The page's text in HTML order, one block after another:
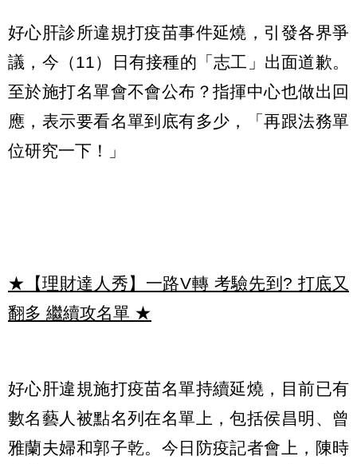
好心肝診所違規打疫苗事件延燒，引發各界爭
議，今（11）日有接種的「志工」出面道歉。
至於施打名單會不會公布？指揮中心也做出回
應，表示要看名單到底有多少，「再跟法務單
位研究一下！」
★【理財達人秀】一路V轉 考驗先到? 打底又
翻多 繼續攻名單 ★
好心肝違規施打疫苗名單持續延燒，目前已有
數名藝人被點名列在名單上，包括侯昌明、曾
雅蘭夫婦和郭子乾。今日防疫記者會上，陳時